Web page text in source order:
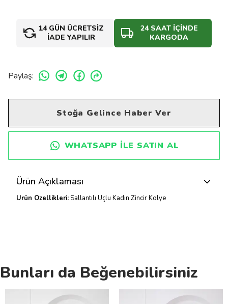
14 GÜN ÜCRETSİZ
İADE YAPILIR
24 SAAT İÇİNDE
KARGODA
Paylaş:
Stoğa Gelince Haber Ver
WHATSAPP ILE SATIN AL
Ürün Açıklaması
Ürün Özellikleri: Sallantılı Uçlu Kadın Zincir Kolye
Bunları da Beğenebilirsiniz